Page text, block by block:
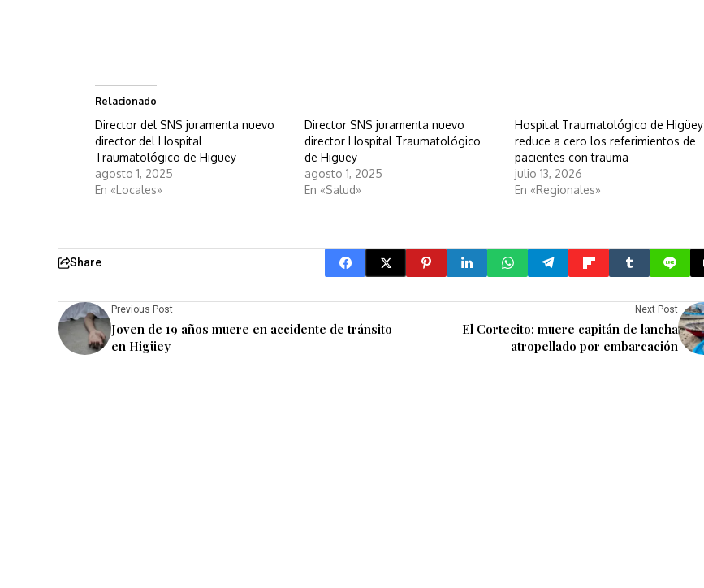
Relacionado
Director del SNS juramenta nuevo
director del Hospital
Traumatológico de Higüey
agosto 1, 2025
En «Locales»
Director SNS juramenta nuevo
director Hospital Traumatológico
de Higüey
agosto 1, 2025
En «Salud»
Hospital Traumatológico de Higüey
reduce a cero los referimientos de
pacientes con trauma
julio 13, 2026
En «Regionales»
Share
Previous Post
Joven de 19 años muere en accidente de tránsito
en Higüey
Next Post
El Cortecito: muere capitán de lancha
atropellado por embarcación